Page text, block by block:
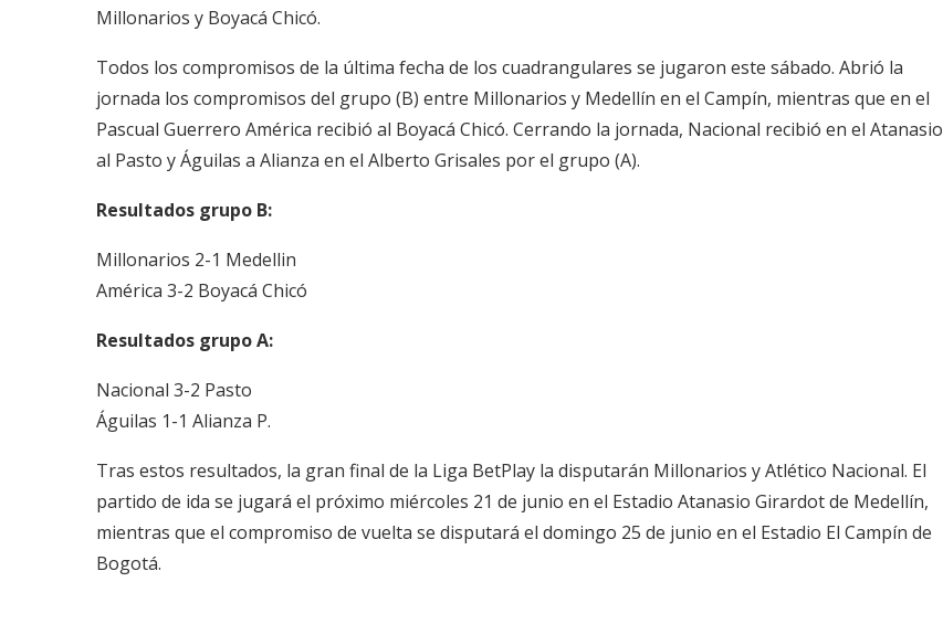
Millonarios y Boyacá Chicó.
Todos los compromisos de la última fecha de los cuadrangulares se jugaron este sábado. Abrió la
jornada los compromisos del grupo (B) entre Millonarios y Medellín en el Campín, mientras que en el
Pascual Guerrero América recibió al Boyacá Chicó. Cerrando la jornada, Nacional recibió en el Atanasio
al Pasto y Águilas a Alianza en el Alberto Grisales por el grupo (A).
Resultados grupo B:
Millonarios 2-1 Medellin
América 3-2 Boyacá Chicó
Resultados grupo A:
Nacional 3-2 Pasto
Águilas 1-1 Alianza P.
Tras estos resultados, la gran final de la Liga BetPlay la disputarán Millonarios y Atlético Nacional. El
partido de ida se jugará el próximo miércoles 21 de junio en el Estadio Atanasio Girardot de Medellín,
mientras que el compromiso de vuelta se disputará el domingo 25 de junio en el Estadio El Campín de
Bogotá.